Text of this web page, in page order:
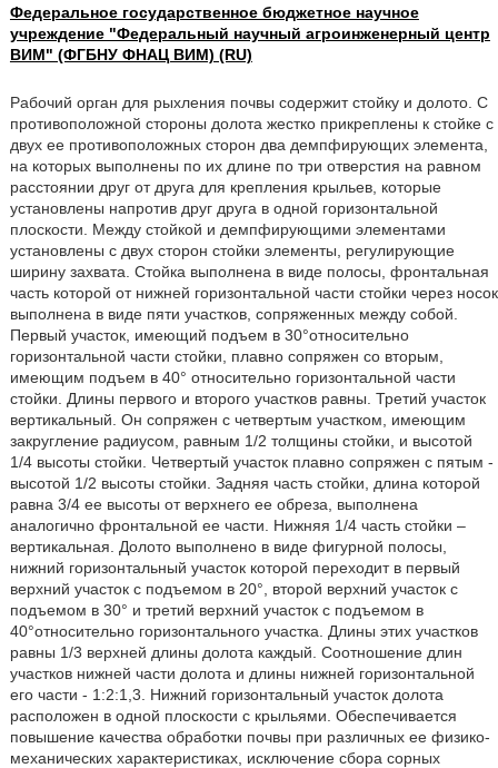
Федеральное государственное бюджетное научное
учреждение "Федеральный научный агроинженерный центр
ВИМ" (ФГБНУ ФНАЦ ВИМ) (RU)
Рабочий орган для рыхления почвы содержит стойку и долото. С
противоположной стороны долота жестко прикреплены к стойке с
двух ее противоположных сторон два демпфирующих элемента,
на которых выполнены по их длине по три отверстия на равном
расстоянии друг от друга для крепления крыльев, которые
установлены напротив друг друга в одной горизонтальной
плоскости. Между стойкой и демпфирующими элементами
установлены с двух сторон стойки элементы, регулирующие
ширину захвата. Стойка выполнена в виде полосы, фронтальная
часть которой от нижней горизонтальной части стойки через носок
выполнена в виде пяти участков, сопряженных между собой.
Первый участок, имеющий подъем в 30°относительно
горизонтальной части стойки, плавно сопряжен со вторым,
имеющим подъем в 40° относительно горизонтальной части
стойки. Длины первого и второго участков равны. Третий участок
вертикальный. Он сопряжен с четвертым участком, имеющим
закругление радиусом, равным 1/2 толщины стойки, и высотой
1/4 высоты стойки. Четвертый участок плавно сопряжен с пятым -
высотой 1/2 высоты стойки. Задняя часть стойки, длина которой
равна 3/4 ее высоты от верхнего ее обреза, выполнена
аналогично фронтальной ее части. Нижняя 1/4 часть стойки –
вертикальная. Долото выполнено в виде фигурной полосы,
нижний горизонтальный участок которой переходит в первый
верхний участок с подъемом в 20°, второй верхний участок с
подъемом в 30° и третий верхний участок с подъемом в
40°относительно горизонтального участка. Длины этих участков
равны 1/3 верхней длины долота каждый. Соотношение длин
участков нижней части долота и длины нижней горизонтальной
его части - 1:2:1,3. Нижний горизонтальный участок долота
расположен в одной плоскости с крыльями. Обеспечивается
повышение качества обработки почвы при различных ее физико-
механических характеристиках, исключение сбора сорных